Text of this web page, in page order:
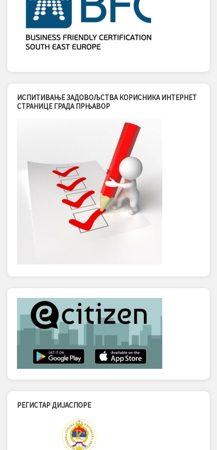
ИСПИТИВАЊЕ ЗАДОВОЉСТВА КОРИСНИКА ИНТЕРНЕТ
СТРАНИЦЕ ГРАДА ПРЊАВОР
РЕГИСТАР ДИЈАСПОРЕ